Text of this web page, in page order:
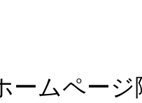
ームページ